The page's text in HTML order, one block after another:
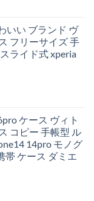
いい ブランド ヴ
フリーサイズ 手
ライド式 xperia
ケース ヴィト
コピー 手帳型 ル
14pro モノグ
帯 ケース ダミエ